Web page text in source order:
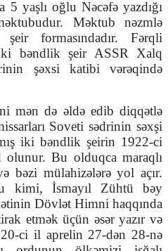
yaşlı oğlu Nəcəfə yazdığı
Məktub nəzmlə
formasındadır. Fərqli
bəndlik şeir ASSR Xalq
şəxsi katibi vərəqində
mən də əldə edib diqqətlə
Soveti sədrinin səxşi
iki bəndlik şeirin 1922-ci
olunur. Bu olduqca maraqlı
bəzi mülahizələrə yol açır.
kimi, İsmayıl Zühtü bəy
Dövlət Himni haqqında
etmək üçün əsər yazır və
ci il aprelin 27-dən 28-nə